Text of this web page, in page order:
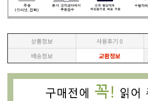
상품정보 사용후기 0
배송정보
교환정보